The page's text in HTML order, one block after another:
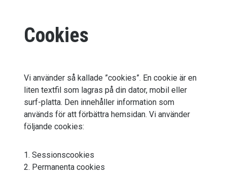
Cookies
Vi använder så kallade ”cookies”. En cookie är en
liten textfil som lagras på din dator, mobil eller
surf-platta. Den innehåller information som
används för att förbättra hemsidan. Vi använder
följande cookies:
Sessionscookies
Permanenta cookies